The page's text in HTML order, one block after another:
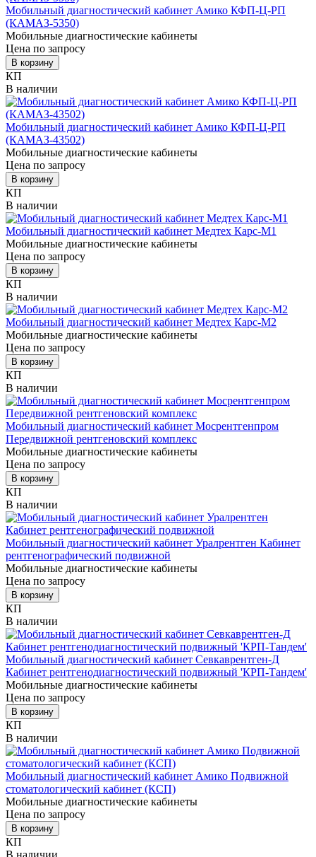
Мобильный диагностический кабинет Амико КФП-Ц-РП
(КАМАЗ-5350)
Мобильные диагностические кабинеты
Цена по запросу
В корзину
КП
В наличии
Мобильный диагностический кабинет Амико КФП-Ц-РП
(КАМАЗ-43502)
Мобильные диагностические кабинеты
Цена по запросу
В корзину
КП
В наличии
Мобильный диагностический кабинет Медтех Карс-М1
Мобильные диагностические кабинеты
Цена по запросу
В корзину
КП
В наличии
Мобильный диагностический кабинет Медтех Карс-М2
Мобильные диагностические кабинеты
Цена по запросу
В корзину
КП
В наличии
Мобильный диагностический кабинет Мосрентгенпром
Передвижной рентгеновский комплекс
Мобильные диагностические кабинеты
Цена по запросу
В корзину
КП
В наличии
Мобильный диагностический кабинет Уралрентген Кабинет
рентгенографический подвижной
Мобильные диагностические кабинеты
Цена по запросу
В корзину
КП
В наличии
Мобильный диагностический кабинет Севкаврентген-Д
Кабинет рентгенодиагностический подвижный 'КРП-Тандем'
Мобильные диагностические кабинеты
Цена по запросу
В корзину
КП
В наличии
Мобильный диагностический кабинет Амико Подвижной
стоматологический кабинет (КСП)
Мобильные диагностические кабинеты
Цена по запросу
В корзину
КП
В наличии